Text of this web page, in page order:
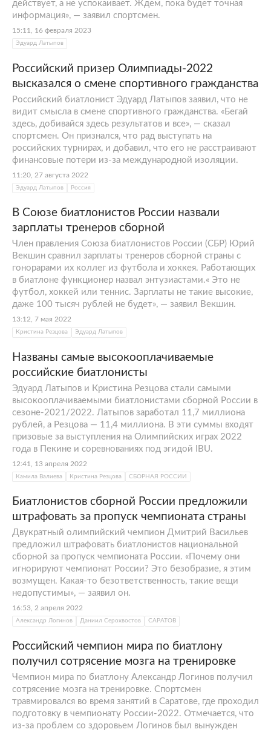
действует, а не успокаивает. Ждем, пока будет точная
информация», — заявил спортсмен.
15:11, 16 февраля 2023
Эдуард Латыпов
Российский призер Олимпиады-2022
высказался о смене спортивного гражданства
Российский биатлонист Эдуард Латыпов заявил, что не
видит смысла в смене спортивного гражданства. «Бегай
здесь, добивайся здесь результатов и все», — сказал
спортсмен. Он признался, что рад выступать на
российских турнирах, и добавил, что его не расстраивают
финансовые потери из-за международной изоляции.
11:20, 27 августа 2022
Эдуард Латыпов Россия
В Союзе биатлонистов России назвали
зарплаты тренеров сборной
Член правления Союза биатлонистов России (СБР) Юрий
Векшин сравнил зарплаты тренеров сборной страны с
гонорарами их коллег из футбола и хоккея. Работающих
в биатлоне функционер назвал энтузиастами.« Это не
футбол, хоккей или теннис. Зарплаты не такие высокие,
даже 100 тысяч рублей не будет», — заявил Векшин.
13:12, 7 мая 2022
Кристина Резцова Эдуард Латыпов
Названы самые высокооплачиваемые
российские биатлонисты
Эдуард Латыпов и Кристина Резцова стали самыми
высокооплачиваемыми биатлонистами сборной России в
сезоне-2021/2022. Латыпов заработал 11,7 миллиона
рублей, а Резцова — 11,4 миллиона. В эти суммы входят
призовые за выступления на Олимпийских играх 2022
года в Пекине и соревнованиях под эгидой IBU.
12:41, 13 апреля 2022
Камила Валиева Кристина Резцова СБОРНАЯ РОССИИ
Биатлонистов сборной России предложили
штрафовать за пропуск чемпионата страны
Двукратный олимпийский чемпион Дмитрий Васильев
предложил штрафовать биатлонистов национальной
сборной за пропуск чемпионата России. «Почему они
игнорируют чемпионат России? Это безобразие, я этим
возмущен. Какая-то безответственность, такие вещи
недопустимы», — заявил он.
16:53, 2 апреля 2022
Александр Логинов Даниил Серохвостов САРАТОВ
Российский чемпион мира по биатлону
получил сотрясение мозга на тренировке
Чемпион мира по биатлону Александр Логинов получил
сотрясение мозга на тренировке. Спортсмен
травмировался во время занятий в Саратове, где проходил
подготовку в чемпионату России-2022. Отмечается, что
из-за проблем со здоровьем Логинов был вынужден